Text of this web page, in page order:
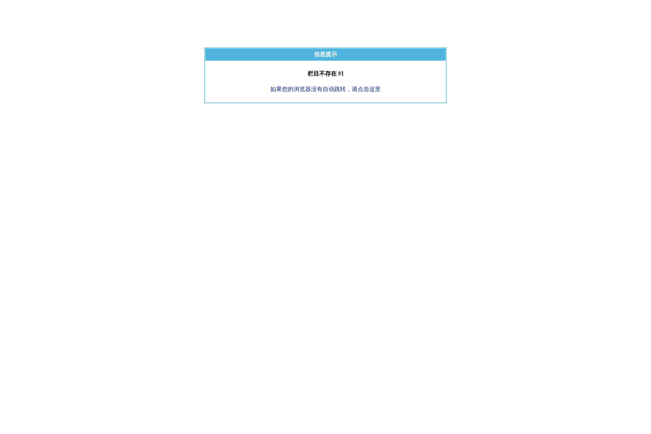
信息提示
栏目不存在 #1
如果您的浏览器没有自动跳转，请点击这里